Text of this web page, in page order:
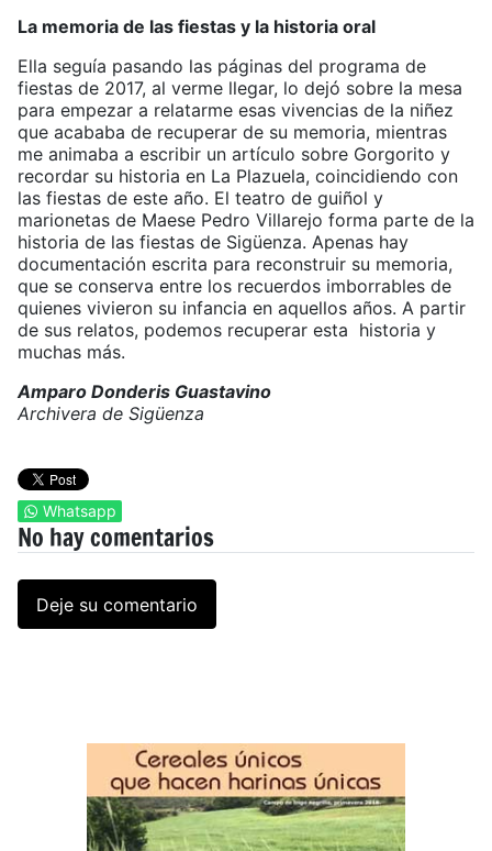
La memoria de las fiestas y la historia oral
Ella seguía pasando las páginas del programa de
fiestas de 2017, al verme llegar, lo dejó sobre la mesa
para empezar a relatarme esas vivencias de la niñez
que acababa de recuperar de su memoria, mientras
me animaba a escribir un artículo sobre Gorgorito y
recordar su historia en La Plazuela, coincidiendo con
las fiestas de este año. El teatro de guiñol y
marionetas de Maese Pedro Villarejo forma parte de la
historia de las fiestas de Sigüenza. Apenas hay
documentación escrita para reconstruir su memoria,
que se conserva entre los recuerdos imborrables de
quienes vivieron su infancia en aquellos años. A partir
de sus relatos, podemos recuperar esta historia y
muchas más.
Amparo Donderis Guastavino
Archivera de Sigüenza
Whatsapp
No hay comentarios
Deje su comentario